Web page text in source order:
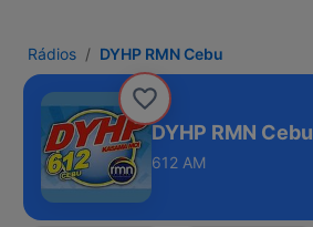
Rádios DYHP RMN Cebu
DYHP RMN Cebu
612 AM